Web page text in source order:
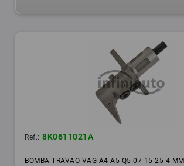
Ref.: 8K0611021A
BOMBA TRAVAO VAG A4-A5-Q5 07-15 25 4 MM